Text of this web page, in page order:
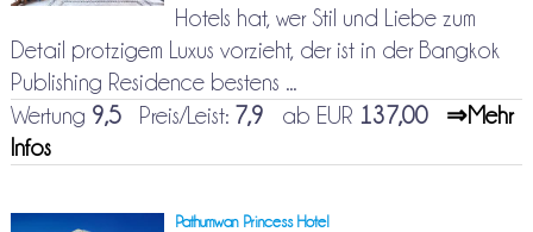
Hotels hat, wer Stil und Liebe zum
Detail protzigem Luxus vorzieht, der ist in der Bangkok
Publishing Residence bestens ...
Wertung 9,5Preis/Leist: 7,9 ab EUR 137,00
⇒Mehr
Infos
Pathumwan Princess Hotel